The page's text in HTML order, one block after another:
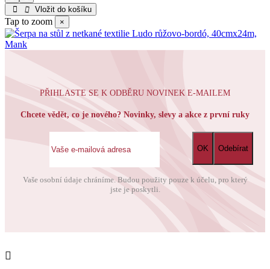
Vložit do košíku
Tap to zoom ×
PŘIHLASTE SE K ODBĚRU NOVINEK E-MAILEM
Chcete vědět, co je nového? Novinky, slevy a akce z první ruky
Vaše osobní údaje chráníme. Budou použity pouze k účelu, pro který
jste je poskytli.